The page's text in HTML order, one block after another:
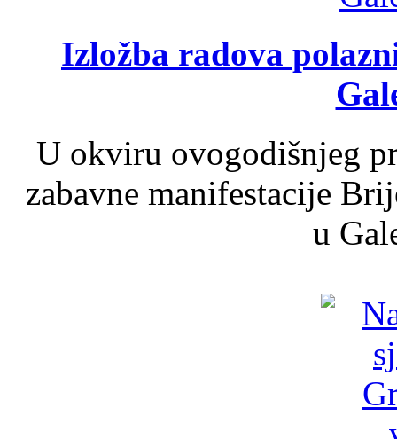
Izložba radova
U okviru ovogodišnjeg
zabavne manifestacije
u